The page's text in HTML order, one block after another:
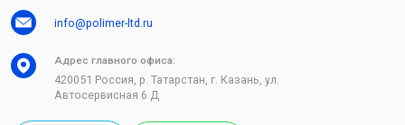
info@polimer-ltd.ru
Адрес главного офиса:
420051 Россия, р. Татарстан, г. Казань, ул.
Автосервисная 6 Д